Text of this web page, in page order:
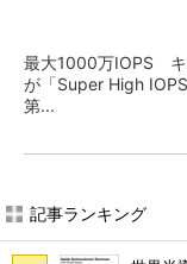
最大1000万IOPS キ
が「Super High IOPS
第...
記事ランキング